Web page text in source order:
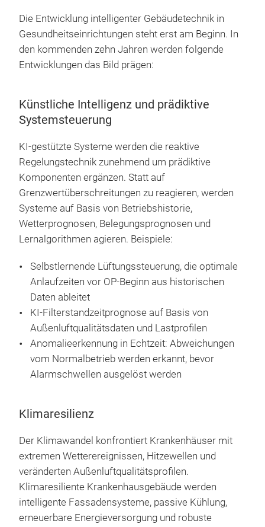
Die Entwicklung intelligenter Gebäudetechnik in
Gesundheitseinrichtungen steht erst am Beginn. In
den kommenden zehn Jahren werden folgende
Entwicklungen das Bild prägen:
Künstliche Intelligenz und prädiktive
Systemsteuerung
KI-gestützte Systeme werden die reaktive
Regelungstechnik zunehmend um prädiktive
Komponenten ergänzen. Statt auf
Grenzwertüberschreitungen zu reagieren, werden
Systeme auf Basis von Betriebshistorie,
Wetterprognosen, Belegungsprognosen und
Lernalgorithmen agieren. Beispiele:
Selbstlernende Lüftungssteuerung, die optimale
Anlaufzeiten vor OP-Beginn aus historischen
Daten ableitet
KI-Filterstandzeitprognose auf Basis von
Außenluftqualitätsdaten und Lastprofilen
Anomalieerkennung in Echtzeit: Abweichungen
vom Normalbetrieb werden erkannt, bevor
Alarmschwellen ausgelöst werden
Klimaresilienz
Der Klimawandel konfrontiert Krankenhäuser mit
extremen Wetterereignissen, Hitzewellen und
veränderten Außenluftqualitätsprofilen.
Klimaresilientе Krankenhausgebäude werden
intelligente Fassadensysteme, passive Kühlung,
erneuerbare Energieversorgung und robuste